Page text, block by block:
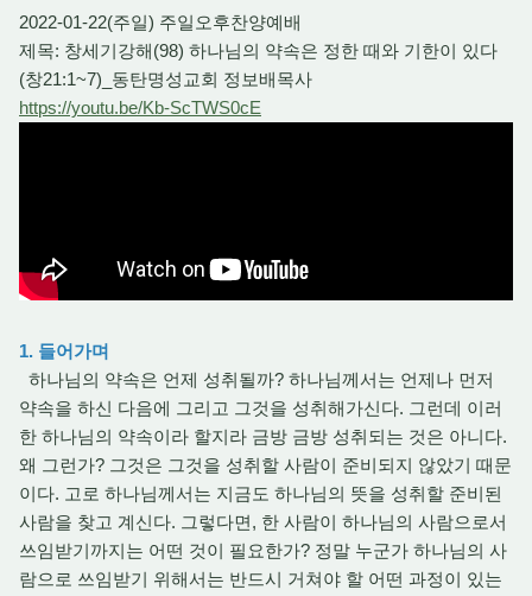
2022-01-22(주일) 주일오후찬양예배
제목: 창세기강해(98) 하나님의 약속은 정한 때와 기한이 있다
(창21:1~7)_동탄명성교회 정보배목사
https://youtu.be/Kb-ScTWS0cE
1. 들어가며
하나님의 약속은 언제 성취될까? 하나님께서는 언제나 먼저
약속을 하신 다음에 그리고 그것을 성취해가신다. 그런데 이러
한 하나님의 약속이라 할지라 금방 금방 성취되는 것은 아니다.
왜 그런가? 그것은 그것을 성취할 사람이 준비되지 않았기 때문
이다. 고로 하나님께서는 지금도 하나님의 뜻을 성취할 준비된
사람을 찾고 계신다. 그렇다면, 한 사람이 하나님의 사람으로서
쓰임받기까지는 어떤 것이 필요한가? 정말 누군가 하나님의 사
람으로 쓰임받기 위해서는 반드시 거쳐야 할 어떤 과정이 있는